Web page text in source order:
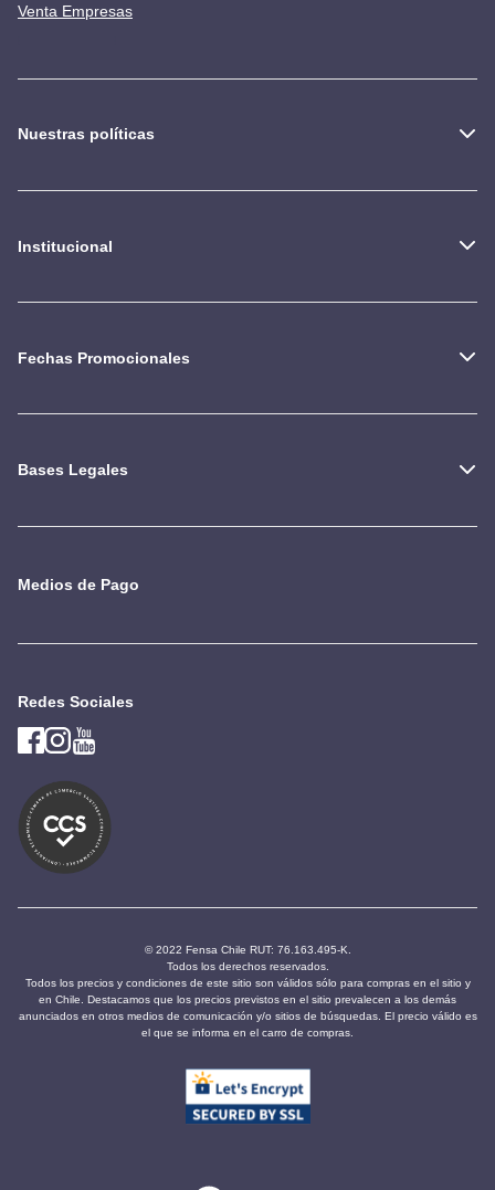
Venta Empresas
Nuestras políticas
Institucional
Fechas Promocionales
Bases Legales
Medios de Pago
Redes Sociales
© 2022 Fensa Chile RUT: 76.163.495-K.
Todos los derechos reservados.
Todos los precios y condiciones de este sitio son válidos sólo para compras en el sitio y
en Chile. Destacamos que los precios previstos en el sitio prevalecen a los demás
anunciados en otros medios de comunicación y/o sitios de búsquedas. El precio válido es
el que se informa en el carro de compras.